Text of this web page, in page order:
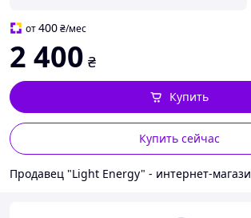
от400₴/мес
2 400 ₴
Купить сейчас
Купить
Продавец "Light Energy" - интернет-